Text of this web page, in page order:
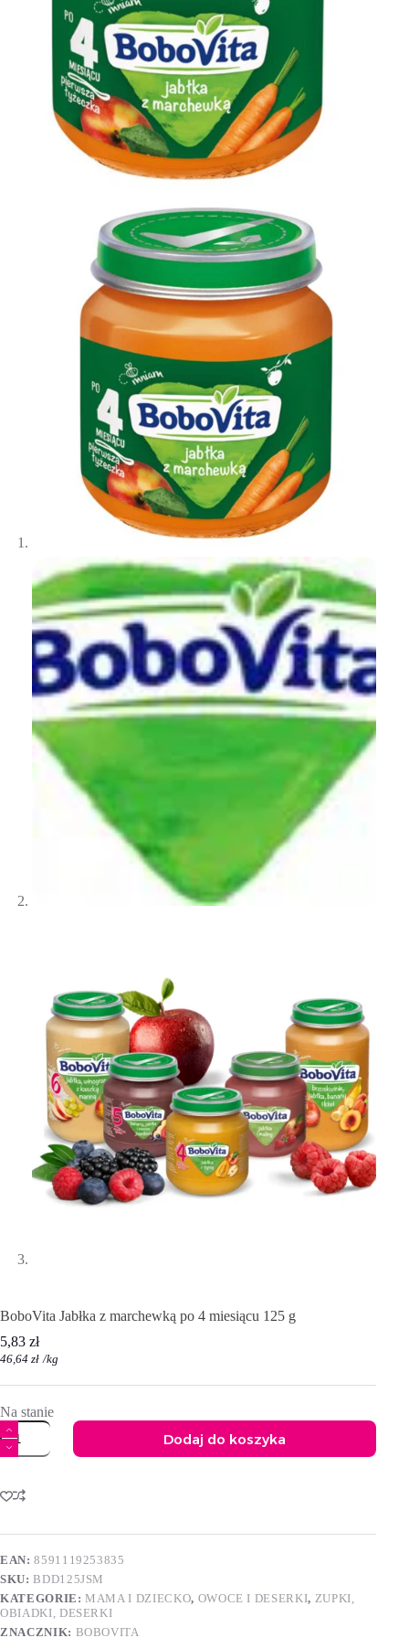
BoboVita Jabłka z marchewką po 4 miesiącu 125 g
5,83 zł
46,64 zł /kg
Na stanie
ilość
BoboVita
Jabłka
marchewką
po
miesiącu
g
Dodaj do koszyka
t
r
a
t
i
v
e
EAN:8591119253835
SKU:BDD125JSM
KATEGORIE:MAMA I DZIECKO, OWOCE I DESERKI, ZUPKI,
OBIADKI, DESERKI
ZNACZNIK: BOBOVITA